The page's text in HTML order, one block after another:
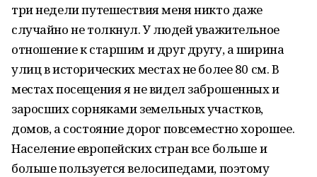
три недели путешествия меня никто даже
случайно не толкнул. У людей уважительное
отношение к старшим и друг другу, а ширина
улиц в исторических местах не более 80 см. В
местах посещения я не видел заброшенных и
заросших сорняками земельных участков,
домов, а состояние дорог повсеместно хорошее.
Население европейских стран все больше и
больше пользуется велосипедами, поэтому